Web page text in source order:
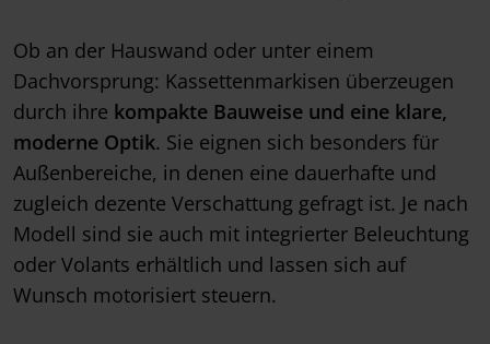
Ob an der Hauswand oder unter einem
Dachvorsprung: Kassettenmarkisen überzeugen
durch ihre kompakte Bauweise und eine klare,
moderne Optik. Sie eignen sich besonders für
Außenbereiche, in denen eine dauerhafte und
zugleich dezente Verschattung gefragt ist. Je nach
Modell sind sie auch mit integrierter Beleuchtung
oder Volants erhältlich und lassen sich auf
Wunsch motorisiert steuern.